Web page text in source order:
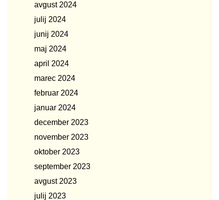
avgust 2024
julij 2024
junij 2024
maj 2024
april 2024
marec 2024
februar 2024
januar 2024
december 2023
november 2023
oktober 2023
september 2023
avgust 2023
julij 2023